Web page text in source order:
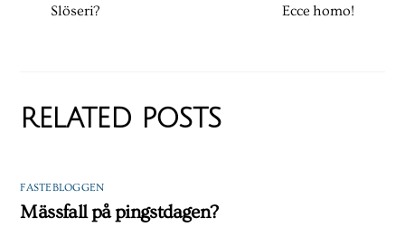
Slöseri? Ecce homo!
RELATED POSTS
FASTEBLOGGEN
Mässfall på pingstdagen?